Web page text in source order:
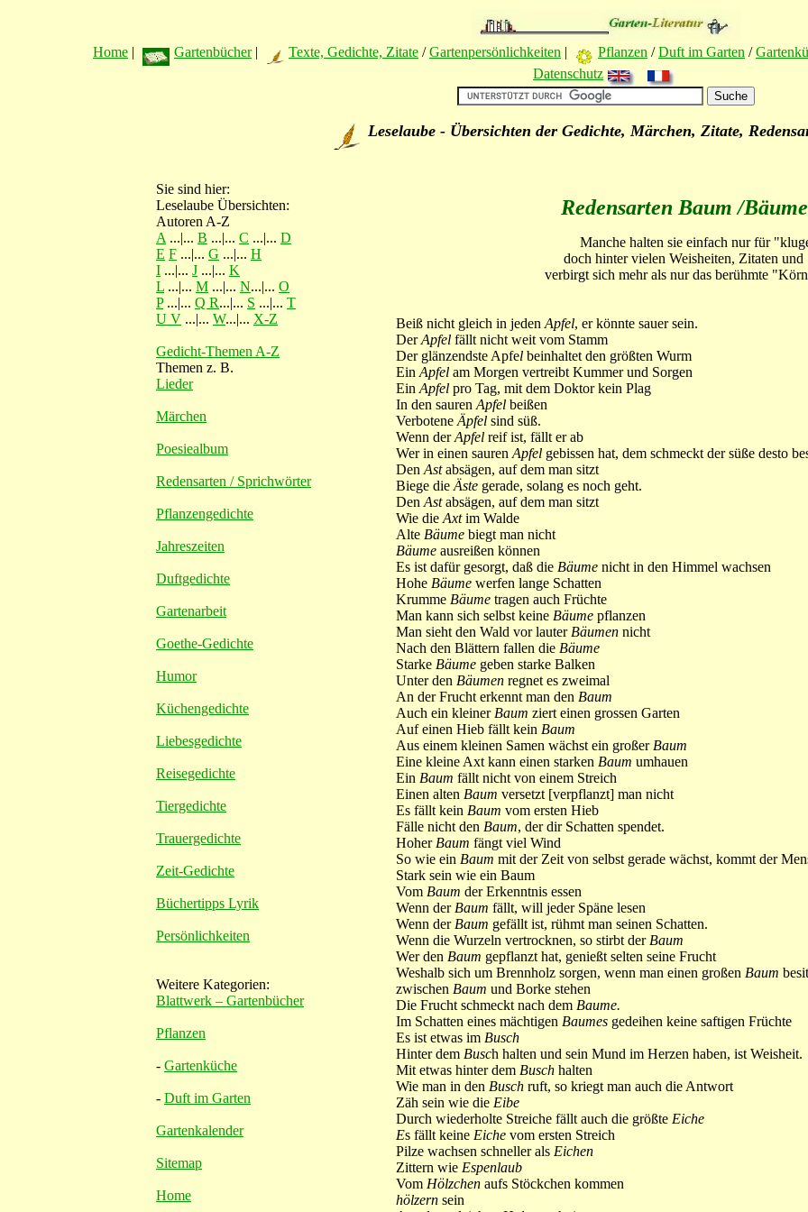
Home | Gartenbücher| Texte, Gedichte, Zitate /Gartenpersönlichkeiten | Pflanzen /Duft im Garten /
Datenschutz
Leselaube - Übersichten der Gedichte, Märchen, Zitate,
Sie sind hier:
Leselaube Übersichten:
Autoren A-Z
A ...|... B ...|... C ...|... D
E F ...|... G ...|... H
I ...|... J ...|... K
L ...|... M ...|... N...|... O
P...|... Q R...|... S ...|... T
U V ...|... W...|... X-Z
Gedicht-Themen A-Z
Themen z. B.
Lieder
Märchen
Poesiealbum
Redensarten / Sprichwörter
Pflanzengedichte
Jahreszeiten
Duftgedichte
Gartenarbeit
Goethe-Gedichte
Humor
Küchengedichte
Liebesgedichte
Reisegedichte
Tiergedichte
Trauergedichte
Zeit-Gedichte
Büchertipps Lyrik
Persönlichkeiten
Weitere Kategorien:
Blattwerk – Gartenbücher
Pflanzen
- Gartenküche
- Duft im Garten
Gartenkalender
Sitemap
Home
Redensarten Baum /
Manche halten sie einfach nur für
doch hinter vielen Weisheiten, Zitaten
verbirgt sich mehr als nur das berühmte
Beiß nicht gleich in jeden Apfel, er könnte sauer sein.
DerApfel fällt nicht weit vom Stamm
Der glänzendste Apfel beinhaltet den größten Wurm
Ein Apfel am Morgen vertreibt Kummer und Sorgen
Ein Apfel pro Tag, mit dem Doktor kein Plag
In den sauren Apfel beißen
Verbotene Äpfel sind süß.
Wenn derApfel reif ist, fällt er ab
Wer in einen sauren Apfel gebissen hat, dem schmeckt der süße desto
Den Astabsägen, auf dem man sitzt
Biege die Äste gerade, solang es noch geht.
Den Astabsägen, auf dem man sitzt
Wie die Axtim Walde
Alte Bäume biegt man nicht
Bäume ausreißen können
Es ist dafür gesorgt, daß die Bäume nicht in den Himmel wachsen
Hohe Bäume werfen lange Schatten
Krumme Bäume tragen auch Früchte
Man kann sich selbst keine Bäume pflanzen
Man sieht den Wald vor lauter Bäumen nicht
Nach den Blättern fallen die Bäume
Starke Bäume geben starke Balken
Unter den Bäumen regnet es zweimal
An der Frucht erkennt man den Baum
Auch ein kleiner Baum ziert einen grossen Garten
Auf einen Hieb fällt kein Baum
Aus einem kleinen Samen wächst ein großer Baum
Eine kleine Axt kann einen starken Baum umhauen
Ein Baum fällt nicht von einem Streich
Einen alten Baum versetzt [verpflanzt] man nicht
Es fällt kein Baum vom ersten Hieb
Fälle nicht den Baum, der dir Schatten spendet.
Hoher Baum fängt viel Wind
So wie ein Baum mit der Zeit von selbst gerade wächst, kommt der
Stark sein wie ein Baum
Vom Baum der Erkenntnis essen
Wenn der Baum fällt, will jeder Späne lesen
Wenn der Baum gefällt ist, rühmt man seinen Schatten.
Wenn die Wurzeln vertrocknen, so stirbt der Baum
Wer den Baum gepflanzt hat, genießt selten seine Frucht
Weshalb sich um Brennholz sorgen, wenn man einen großen Baum
zwischen Baum und Borke stehen
Die Frucht schmeckt nach dem Baume.
Im Schatten eines mächtigen Baumes gedeihen keine saftigen Früchte
Es ist etwas im Busch
Hinter dem Busch halten und sein Mund im Herzen haben, ist Weisheit.
Mit etwas hinter dem Busch halten
Wie man in den Busch ruft, so kriegt man auch die Antwort
Zäh sein wie die Eibe
Durch wiederholte Streiche fällt auch die größte Eiche
Es fällt keine Eiche vom ersten Streich
Pilze wachsen schneller als Eichen
Zittern wie Espenlaub
Vom Hölzchen aufs Stöckchen kommen
hölzern sein